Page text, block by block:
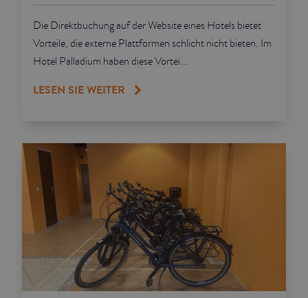
Die Direktbuchung auf der Website eines Hotels bietet
Vorteile, die externe Plattformen schlicht nicht bieten. Im
Hotel Palladium haben diese Vortei...
LESEN SIE WEITER